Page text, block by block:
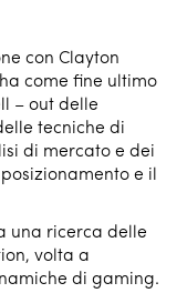
con Clayton
come fine ultimo
– out delle
tecniche di
di mercato e dei
e il
una ricerca delle
volta a
di gaming.